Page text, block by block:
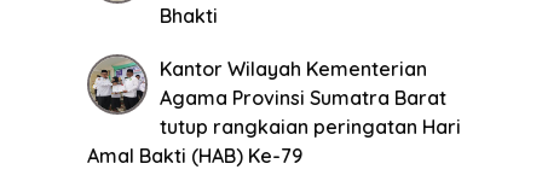
Bhakti
Kantor Wilayah Kementerian
Agama Provinsi Sumatra Barat
tutup rangkaian peringatan Hari
Amal Bakti (HAB) Ke-79